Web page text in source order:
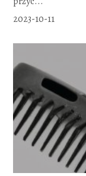
2023-10-11